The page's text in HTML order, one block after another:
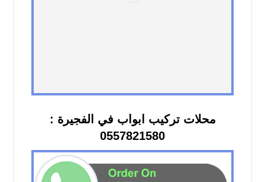
محلات تركيب ابواب في الفجيرة :
0557821580